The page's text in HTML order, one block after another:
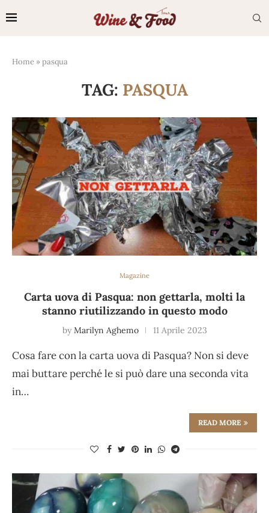
Home » pasqua
TAG: PASQUA
Magazine
Carta uova di Pasqua: non gettarla, molti la
stanno riutilizzando in questo modo
by Marilyn Aghemo 11 Aprile 2023
Cosa fare con la carta uova di Pasqua? Non si deve
mai buttare perché le si può dare una seconda vita
in…
READ MORE